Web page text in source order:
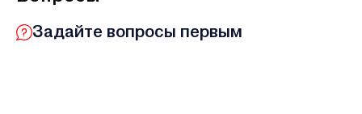
Задайте вопросы первым